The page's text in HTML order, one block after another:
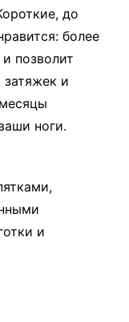
до
более
позволит
и
ноги.
и